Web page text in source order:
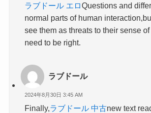
ラブドール エロQuestions and
normal parts of human
see them as threats to their sense
need to be right.
ラブドール
2024年8月30日 3:45 AM
Finally,ラブドール 中古new text